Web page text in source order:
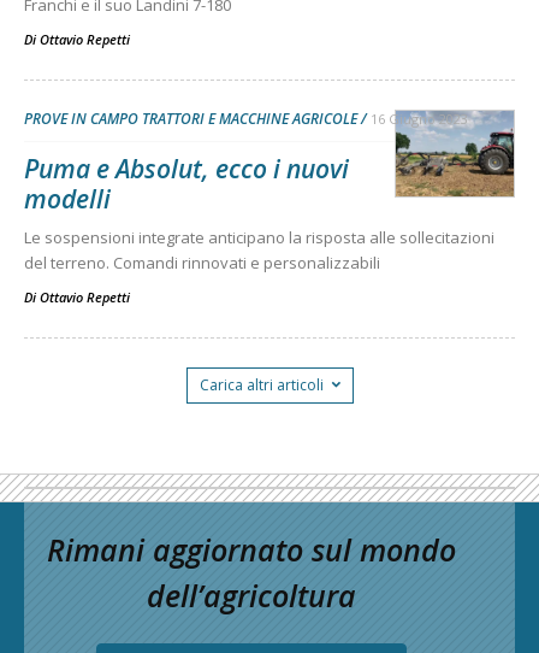
Franchi e il suo Landini 7-180
Di Ottavio Repetti
PROVE IN CAMPO TRATTORI E MACCHINE AGRICOLE 16 Giugno 2023
Puma e Absolut, ecco i nuovi
modelli
Le sospensioni integrate anticipano la risposta alle sollecitazioni
del terreno. Comandi rinnovati e personalizzabili
Di Ottavio Repetti
Carica altri articoli
Rimani aggiornato sul mondo
dell’agricoltura